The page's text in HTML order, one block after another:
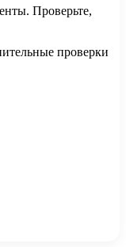
Проверьте,
проверки